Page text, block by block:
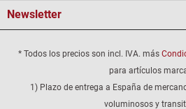
Newsletter
* Todos los precios son incl. IVA. más
para artículos
1) Plazo de entrega a España de
voluminosos y